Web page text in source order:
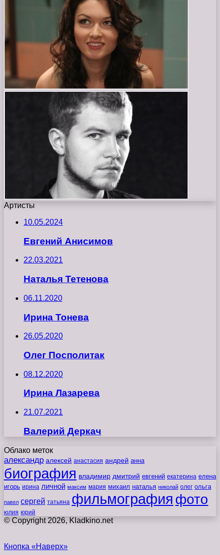
Артисты
10.05.2024
Евгений Анисимов
22.03.2021
Наталья Тетенова
06.11.2020
Ирина Тонева
26.05.2020
Олег Посполитак
08.12.2020
Ирина Лазарева
21.07.2021
Валерий Деркач
Облако меток
александр алексей анастасия андрей анна
биография владимир дмитрий евгений екатерина елена
игорь ирина личной максим мария михаил наталья николай олег ольга
павел сергей татьяна фильмография фото
юлия юрий
© Copyright 2026, Kladkino.net
Кнопка «Наверх»